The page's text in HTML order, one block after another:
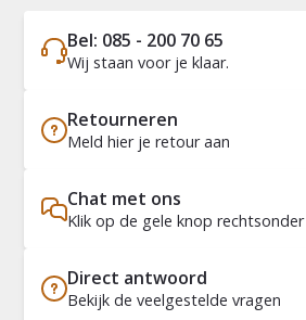
Bel: 085 - 200 70 65
Wij staan voor je klaar.
Retourneren
Meld hier je retour aan
Chat met ons
Klik op de gele knop rechtsonder
Direct antwoord
Bekijk de veelgestelde vragen